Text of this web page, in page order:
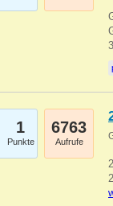
1
Punkte
6763
Aufrufe